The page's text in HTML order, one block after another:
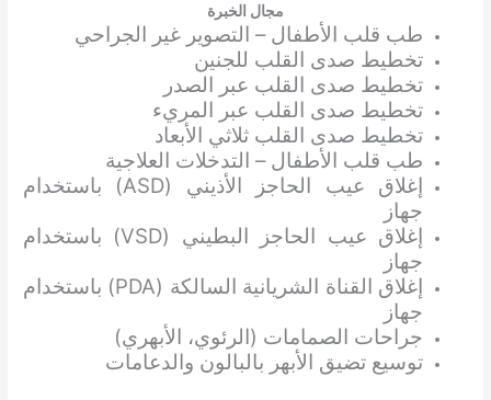
مجال الخبرة
طب قلب الأطفال – التصوير غير الجراحي
تخطيط صدى القلب للجنين
تخطيط صدى القلب عبر الصدر
تخطيط صدى القلب عبر المريء
تخطيط صدى القلب ثلاثي الأبعاد
طب قلب الأطفال – التدخلات العلاجية
إغلاق عيب الحاجز الأذيني (ASD) باستخدام
جهاز
إغلاق عيب الحاجز البطيني (VSD) باستخدام
جهاز
إغلاق القناة الشريانية السالكة (PDA) باستخدام
جهاز
جراحات الصمامات (الرئوي، الأبهري)
توسيع تضيق الأبهر بالبالون والدعامات